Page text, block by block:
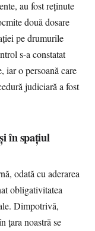
au fost reținute
două dosare
pe drumurile
s-a constatat
iar o persoană care
judiciară a fost
în spațiul
odată cu aderarea
obligativitatea
Dimpotrivă,
țara noastră se